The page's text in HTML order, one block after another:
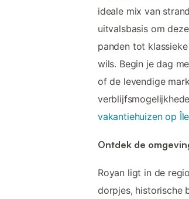
ideale mix van
uitvalsbasis om
panden tot
wils. Begin je dag
of de levendige
vakantiehuizen op
Ontdek de
Royan ligt in de
dorpjes, historische